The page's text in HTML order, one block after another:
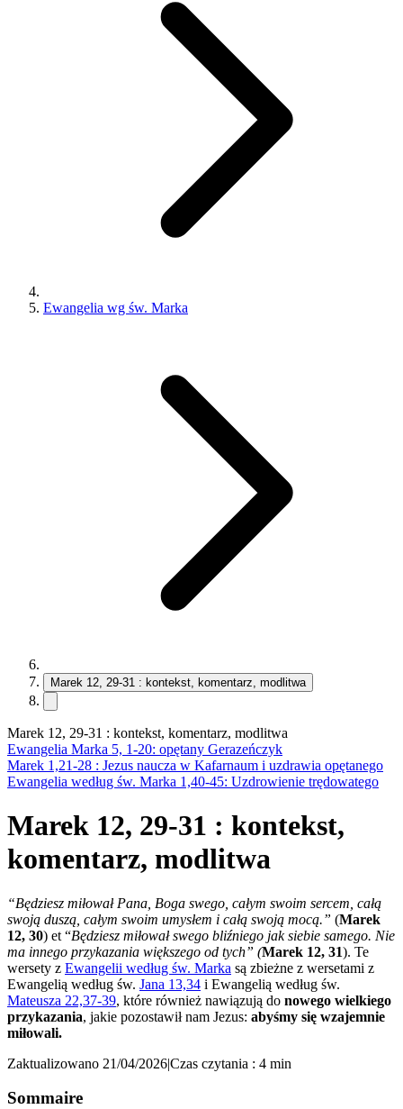
Ewangelia wg św. Marka
Marek 12, 29-31 : kontekst, komentarz, modlitwa
Marek 12, 29-31 : kontekst, komentarz, modlitwa
Ewangelia Marka 5, 1-20: opętany Gerazeńczyk
Marek 1,21-28 : Jezus naucza w Kafarnaum i uzdrawia opętanego
Ewangelia według św. Marka 1,40-45: Uzdrowienie trędowatego
Marek 12, 29-31 : kontekst,
komentarz, modlitwa
“Będziesz miłował Pana, Boga swego, całym swoim sercem, całą
swoją duszą, całym swoim umysłem i całą swoją mocą.” (Marek
12, 30) et “Będziesz miłował swego bliźniego jak siebie samego. Nie
ma innego przykazania większego od tych” (Marek 12, 31). Te
wersety z Ewangelii według św. Marka są zbieżne z wersetami z
Ewangelią według św. Jana 13,34 i Ewangelią według św.
Mateusza 22,37-39, które również nawiązują do nowego wielkiego
przykazania, jakie pozostawił nam Jezus: abyśmy się wzajemnie
miłowali.
Zaktualizowano 21/04/2026|Czas czytania : 4 min
Sommaire